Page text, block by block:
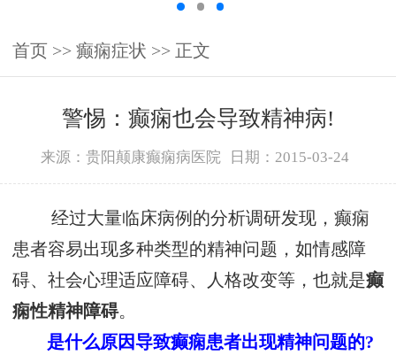
首页 >> 癫痫症状 >> 正文
警惕：癫痫也会导致精神病!
来源：贵阳颠康癫痫病医院 日期：2015-03-24
经过大量临床病例的分析调研发现，癫痫
患者容易出现多种类型的精神问题，如情感障
碍、社会心理适应障碍、人格改变等，也就是癫
痫性精神障碍。
是什么原因导致癫痫患者出现精神问题的?